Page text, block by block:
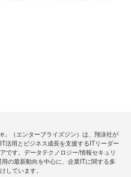
」（エンタープライズジン）は、翔泳社が
活用とビジネス成長を支援するITリーダー
です。データテクノロジー/情報セキュリ
の最新動向を中心に、企業ITに関する多
しています。